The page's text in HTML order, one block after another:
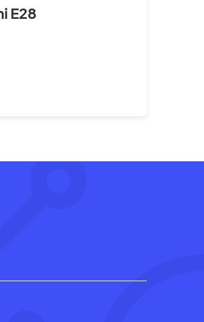
E28